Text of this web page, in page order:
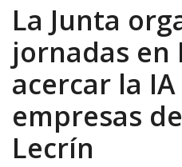
La Junta
jornadas en
acercar la IA
empresas
Lecrín